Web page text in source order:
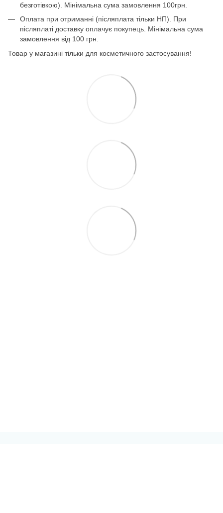
безготівкою). Мінімальна сума замовлення 100грн.
Оплата при отриманні (післяплата тільки НП). При
післяплаті доставку оплачує покупець. Мінімальна сума
замовлення від 100 грн.
Товар у магазині тільки для косметичного застосування!